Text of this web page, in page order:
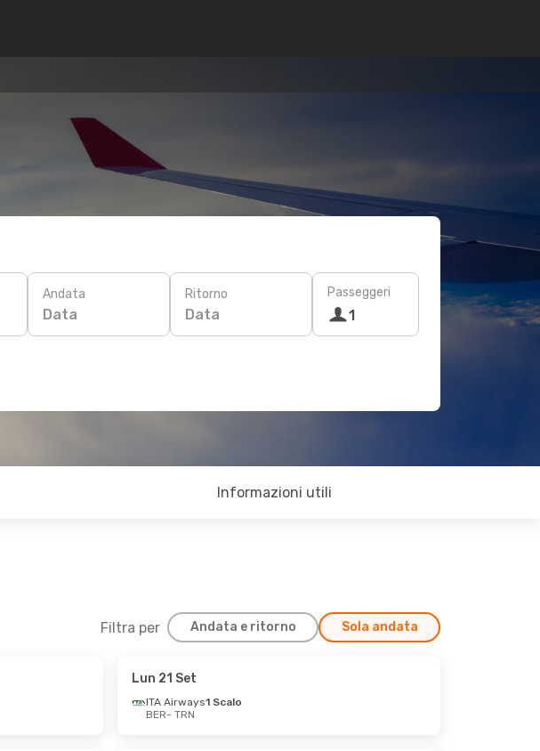
Andata
Data
Ritorno
Data
Passeggeri
1
Informazioni utili
Filtra per Andata e ritorno Sola andata
Lun 21 Set
ITA Airways1 Scalo
BER- TRN